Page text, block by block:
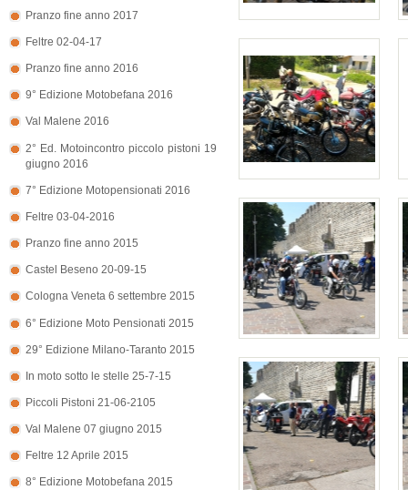
Pranzo fine anno 2017
Feltre 02-04-17
Pranzo fine anno 2016
9° Edizione Motobefana 2016
Val Malene 2016
2° Ed. Motoincontro piccolo pistoni 19
giugno 2016
7° Edizione Motopensionati 2016
Feltre 03-04-2016
Pranzo fine anno 2015
Castel Beseno 20-09-15
Cologna Veneta 6 settembre 2015
6° Edizione Moto Pensionati 2015
29° Edizione Milano-Taranto 2015
In moto sotto le stelle 25-7-15
Piccoli Pistoni 21-06-2105
Val Malene 07 giugno 2015
Feltre 12 Aprile 2015
8° Edizione Motobefana 2015